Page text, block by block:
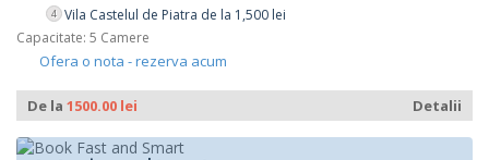
4 Vila Castelul de Piatra de la 1,500 lei
Capacitate: 5 Camere
Ofera o nota - rezerva acum
De la 1500.00 lei Detalii